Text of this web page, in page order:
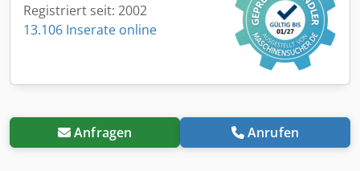
Registriert seit: 2002
13.106 Inserate online
Anfragen Anrufen